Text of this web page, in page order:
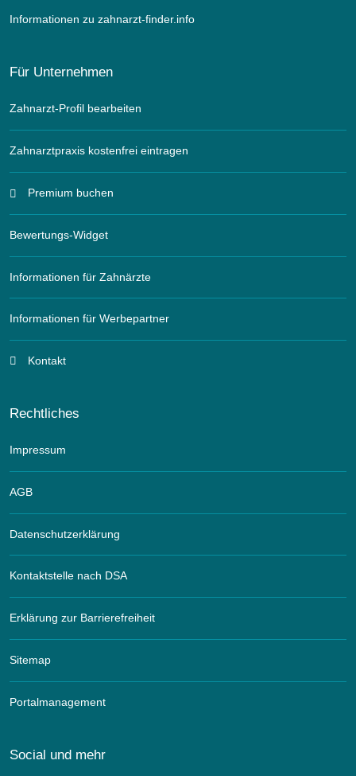
Informationen zu zahnarzt-finder.info
Für Unternehmen
Zahnarzt-Profil bearbeiten
Zahnarztpraxis kostenfrei eintragen
Premium buchen
Bewertungs-Widget
Informationen für Zahnärzte
Informationen für Werbepartner
Kontakt
Rechtliches
Impressum
AGB
Datenschutzerklärung
Kontaktstelle nach DSA
Erklärung zur Barrierefreiheit
Sitemap
Portalmanagement
Social und mehr